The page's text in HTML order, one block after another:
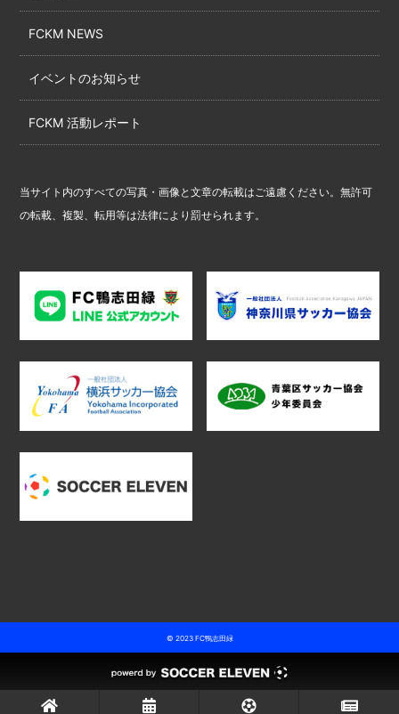
FCKM NEWS
イベントのお知らせ
FCKM 活動レポート
当サイト内のすべての写真・画像と文章の転載はご遠慮ください。無許可
の転載、複製、転用等は法律により罰せられます。
© 2023 FC鴨志田緑